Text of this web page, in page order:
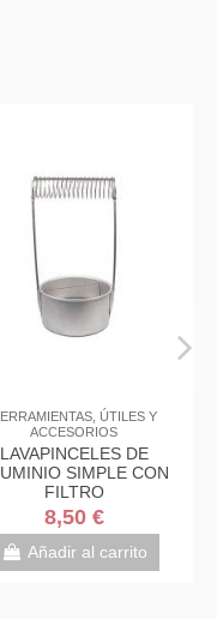
HERRAMIENTAS, ÚTILES Y
ACCESORIOS
LAVAPINCELES DE
ALUMINIO SIMPLE CON
FILTRO
8,50 €
Añadir al carrito